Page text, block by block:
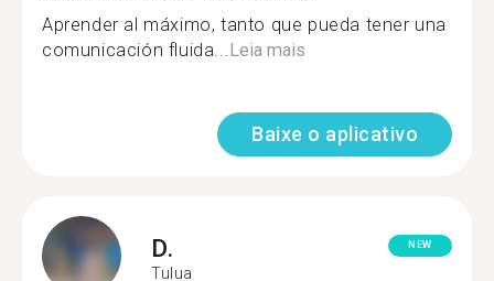
Aprender al máximo, tanto que pueda tener una
comunicación fluida...Leia mais
Baixe o aplicativo
D.
Tulua
NEW